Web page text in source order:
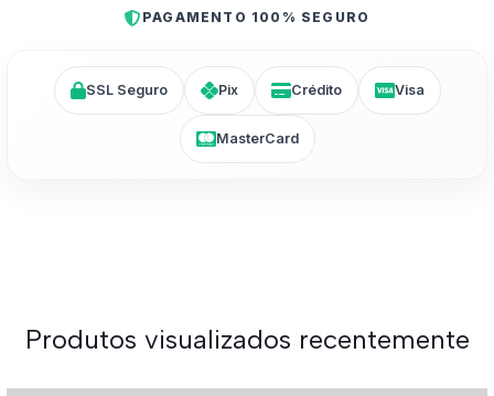
PAGAMENTO 100% SEGURO
SSL Seguro Pix Crédito Visa
MasterCard
Produtos visualizados recentemente